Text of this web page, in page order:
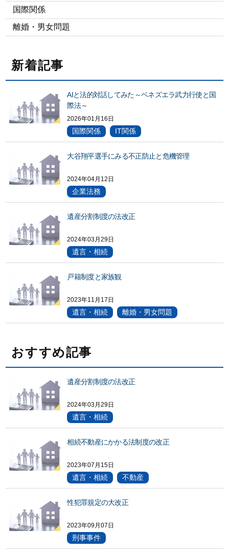
国際関係
離婚・男女問題
新着記事
AIと法的対話してみた～ベネズエラ武力行使と国
際法～
2026年01月16日
国際関係 IT関係
大谷翔平選手にみる不正防止と危機管理
2024年04月12日
企業法務
遺産分割制度の法改正
2024年03月29日
遺言・相続
戸籍制度と家族観
2023年11月17日
遺言・相続 離婚・男女問題
おすすめ記事
遺産分割制度の法改正
2024年03月29日
遺言・相続
相続不動産にかかる法制度の改正
2023年07月15日
遺言・相続 不動産
性犯罪規定の大改正
2023年09月07日
刑事事件